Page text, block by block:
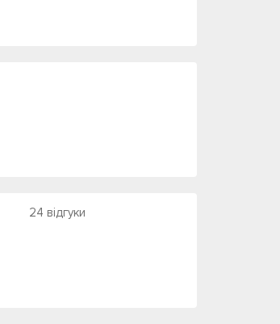
24 відгуки